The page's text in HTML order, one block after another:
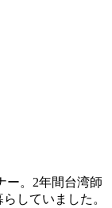
ー。2年間台湾師
していました。